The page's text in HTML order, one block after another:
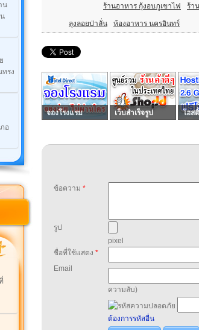
น
รง
อ
ร้านอาหาร กุ้งอบภูเขาไฟ ร้า
ลุงลอยป่าลั่น ห้องอาหาร นครอินทร์
จองโรงแรม เว็บสำเร็จรูป โฮส
ข้อความ *
รูป
pixel
ชื่อที่ใช้แสดง *
Email
ความลับ)
ต้องการรหัสอื่น